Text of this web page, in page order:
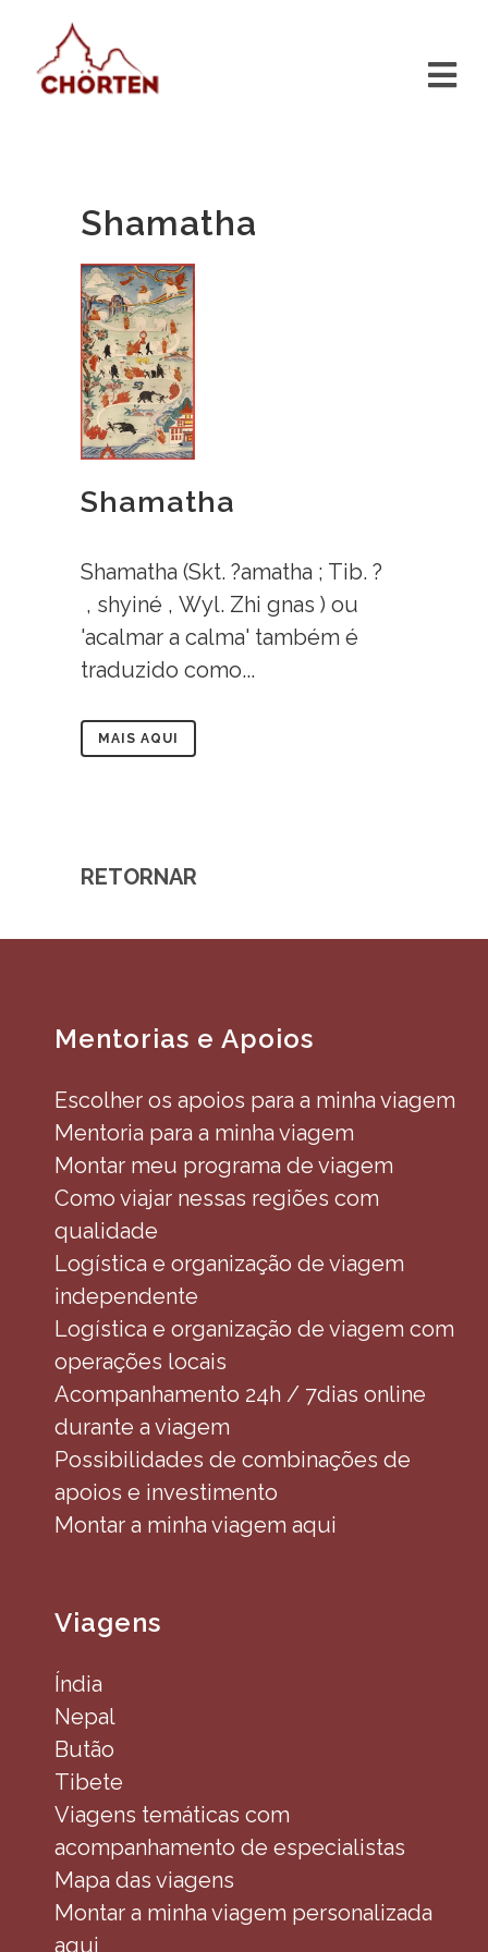
Shamatha
Shamatha
Shamatha (Skt. ?amatha ; Tib. ?
, shyiné , Wyl. Zhi gnas ) ou
'acalmar a calma' também é
traduzido como...
MAIS AQUI
RETORNAR
Mentorias e Apoios
Escolher os apoios para a minha viagem
Mentoria para a minha viagem
Montar meu programa de viagem
Como viajar nessas regiões com
qualidade
Logística e organização de viagem
independente
Logística e organização de viagem com
operações locais
Acompanhamento 24h / 7dias online
durante a viagem
Possibilidades de combinações de
apoios e investimento
Montar a minha viagem aqui
Viagens
Índia
Nepal
Butão
Tibete
Viagens temáticas com
acompanhamento de especialistas
Mapa das viagens
Montar a minha viagem personalizada
aqui